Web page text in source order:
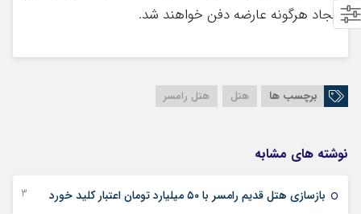
ایجاد هرگونه عارضه دفن خواهند شد.
برچسب ها هتل هتل رامسر
نوشته های مشابه
بازسازی هتل قدیم رامسر با ۵۰ میلیارد تومان اعتبار کلید خورد 13 دسامبر 2025